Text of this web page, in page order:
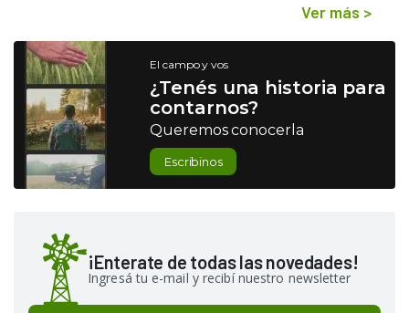
Ver más >
El campo y vos
¿Tenés una historia para
contarnos?
Queremos conocerla
Escribinos
¡Enterate de todas las novedades!
Ingresá tu e-mail y recibí nuestro newsletter